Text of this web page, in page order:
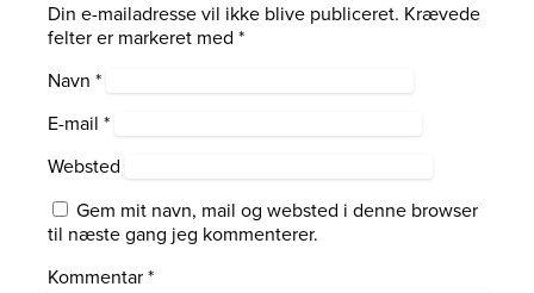
Din e-mailadresse vil ikke blive publiceret. Krævede
felter er markeret med*
Navn*
E-mail*
Websted
Gem mit navn, mail og websted i denne browser
til næste gang jeg kommenterer.
Kommentar*